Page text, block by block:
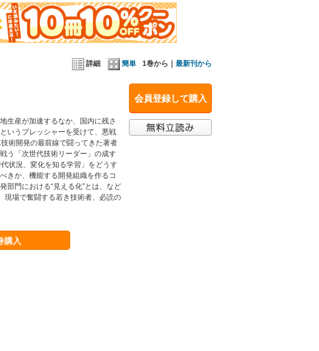
詳細 簡単 1巻から｜ 最新刊から
会員登録して購入
生産が加速するなか、国内に残さ
いうプレッシャーを受けて、悪戦
術開発の最前線で闘ってきた著者
う「次世代技術リーダー」の成す
状況、変化を知る学習」をどうす
きか、機能する開発組織を作るコ
部門における“見える化”とは、など
現場で奮闘する若き技術者、必読の
購入